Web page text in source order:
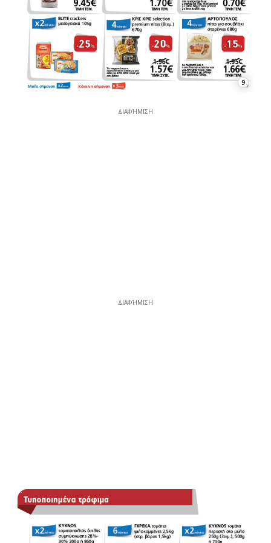
9
ΔΙΑΦΉΜΙΣΗ
ΔΙΑΦΉΜΙΣΗ